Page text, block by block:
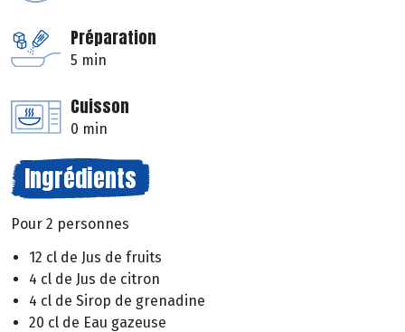
Préparation
5 min
Cuisson
0 min
Ingrédients
Pour 2 personnes
12 cl de Jus de fruits
4 cl de Jus de citron
4 cl de Sirop de grenadine
20 cl de Eau gazeuse